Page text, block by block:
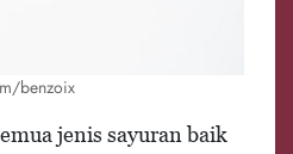
benzoix
jenis sayuran baik